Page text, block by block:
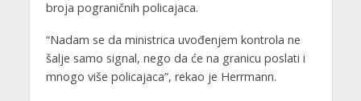
broja pograničnih policajaca.
“Nadam se da ministrica uvođenjem kontrola ne
šalje samo signal, nego da će na granicu poslati i
mnogo više policajaca”, rekao je Herrmann.